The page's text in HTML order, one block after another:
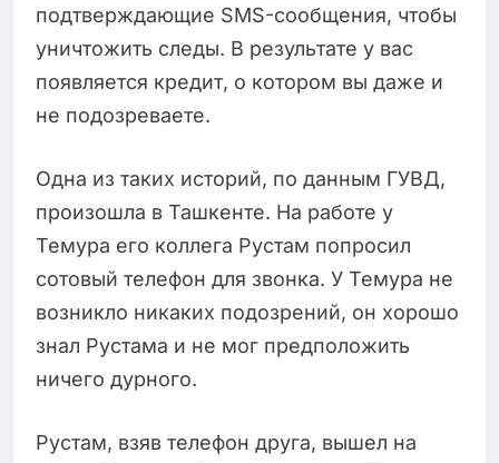
подтверждающие SMS-сообщения, чтобы
уничтожить следы. В результате у вас
появляется кредит, о котором вы даже и
не подозреваете.
Одна из таких историй, по данным ГУВД,
произошла в Ташкенте. На работе у
Темура его коллега Рустам попросил
сотовый телефон для звонка. У Темура не
возникло никаких подозрений, он хорошо
знал Рустама и не мог предположить
ничего дурного.
Рустам, взяв телефон друга, вышел на